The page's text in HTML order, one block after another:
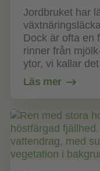
Jordbruket har
Dock är ofta en
rinner från
ytor, vi kallar
Läs mer